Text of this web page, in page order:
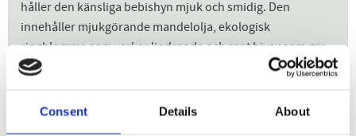
Consent Details About
håller den känsliga bebishyn mjuk och smidig. Den
innehåller mjukgörande mandelolja, ekologisk
ringblomma som verkar lindrande och rent bivax som ger
ett naturligt varsamt skydd.